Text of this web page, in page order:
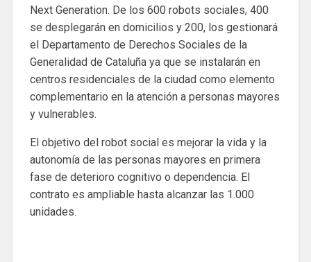
Next Generation. De los 600 robots sociales, 400
se desplegarán en domicilios y 200, los gestionará
el Departamento de Derechos Sociales de la
Generalidad de Cataluña ya que se instalarán en
centros residenciales de la ciudad como elemento
complementario en la atención a personas mayores
y vulnerables.
El objetivo del robot social es mejorar la vida y la
autonomía de las personas mayores en primera
fase de deterioro cognitivo o dependencia. El
contrato es ampliable hasta alcanzar las 1.000
unidades.